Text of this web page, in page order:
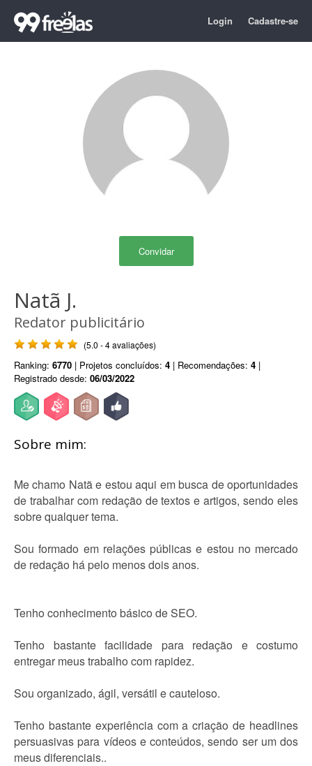
Login Cadastre-se
Convidar
Natã J.
Redator publicitário
(5.0 - 4 avaliações)
Ranking: 6770 | Projetos concluídos: 4 | Recomendações: 4 |
Registrado desde: 06/03/2022
Sobre mim:
Me chamo Natã e estou aqui em busca de oportunidades
de trabalhar com redação de textos e artigos, sendo eles
sobre qualquer tema.
Sou formado em relações públicas e estou no mercado
de redação há pelo menos dois anos.
Tenho conhecimento básico de SEO.
Tenho bastante facilidade para redação e costumo
entregar meus trabalho com rapidez.
Sou organizado, ágil, versátil e cauteloso.
Tenho bastante experiência com a criação de headlines
persuasivas para vídeos e conteúdos, sendo ser um dos
meus diferenciais..